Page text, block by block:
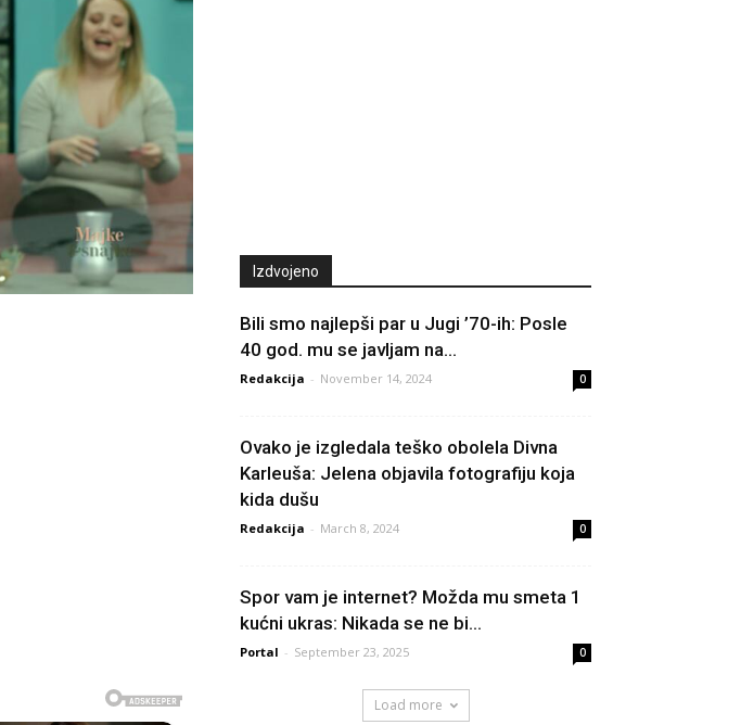
Izdvojeno
Bili smo najlepši par u Jugi ’70-ih: Posle
40 god. mu se javljam na...
Redakcija - November 14, 2024 0
Ovako je izgledala teško obolela Divna
Karleuša: Jelena objavila fotografiju koja
kida dušu
Redakcija - March 8, 2024 0
Spor vam je internet? Možda mu smeta 1
kućni ukras: Nikada se ne bi...
Portal - September 23, 2025 0
Load more